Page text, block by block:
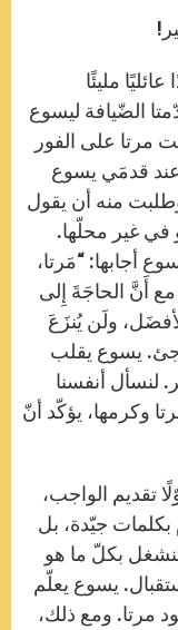
مليئًا
الضّيافة ليسوع
لوقا 10، 38-42). عملت مرتا على الفور
قدمَي يسوع
منه أن يقول
في غير محلّها.
أجابها: “مَرتا،
أَنَّ الحاجَةَ إِلى
ولَن يُنزَعَ
جوابٌ مفاجئ. يسوع يقلب
لنسأل أنفسنا
وكرمها، يؤكّد أنّ
تقديم الواجب،
بكلمات جيّدة، بل
بكلّ ما هو
يسوع يعلّم
مرتا. ومع ذلك،